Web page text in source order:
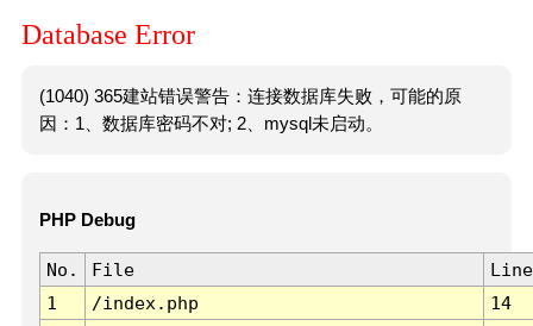
Database Error
(1040) 365建站错误警告：连接数据库失败，可能的原
因：1、数据库密码不对; 2、mysql未启动。
PHP Debug
No. File
Line
1
/index.php 14